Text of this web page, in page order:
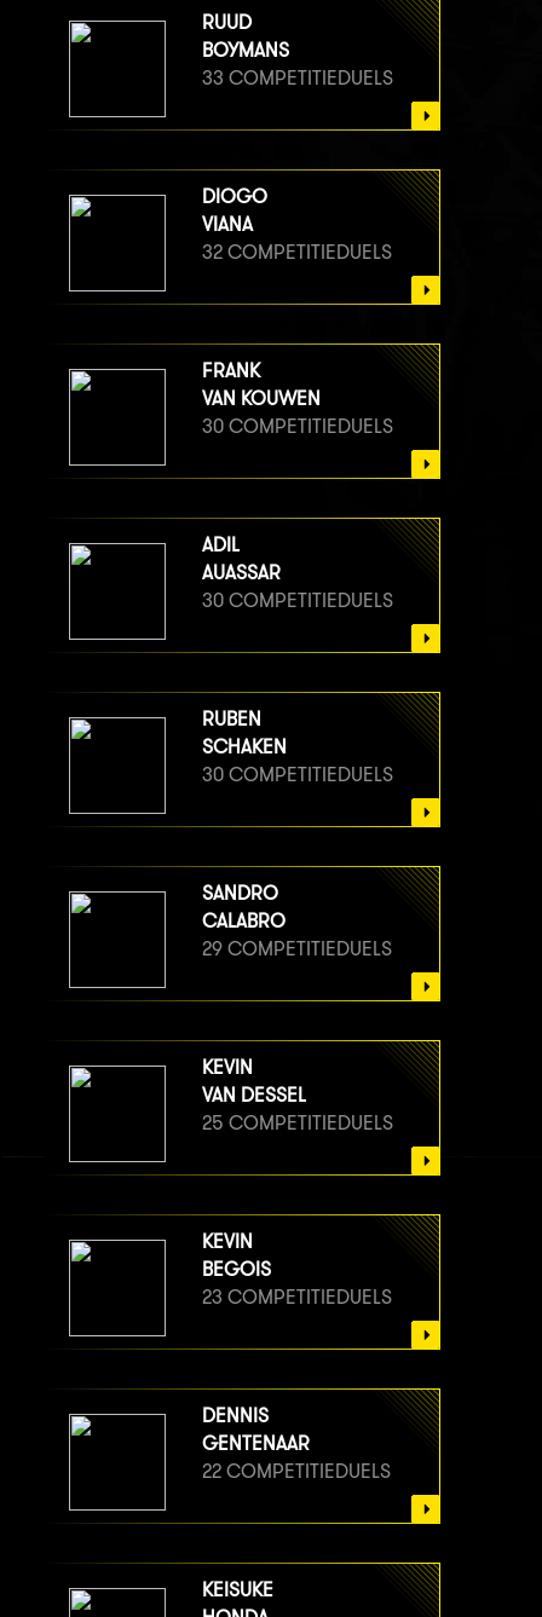
RUUD
BOYMANS
33 COMPETITIEDUELS
DIOGO
VIANA
32 COMPETITIEDUELS
FRANK
VAN KOUWEN
30 COMPETITIEDUELS
ADIL
AUASSAR
30 COMPETITIEDUELS
RUBEN
SCHAKEN
30 COMPETITIEDUELS
SANDRO
CALABRO
29 COMPETITIEDUELS
KEVIN
VAN DESSEL
25 COMPETITIEDUELS
KEVIN
BEGOIS
23 COMPETITIEDUELS
DENNIS
GENTENAAR
22 COMPETITIEDUELS
KEISUKE